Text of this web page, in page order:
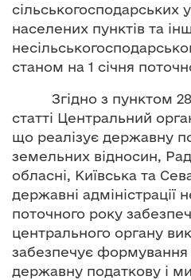
сільськогосподарських
населених пунктів та
станом на 1 січня
Згідно з пунктом
статті Центральний
що реалізує державну
земельних відносин,
обласні, Київська та
державні адміністрації
поточного року
центрального органу
забезпечує формування
державну податкову і